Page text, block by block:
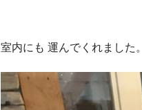
室内にも 運んでくれました。